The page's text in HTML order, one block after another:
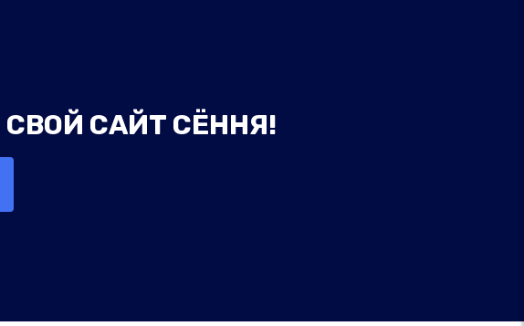
САЙТ СЁННЯ!